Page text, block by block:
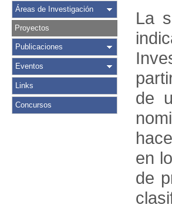
Áreas de Investigación
Proyectos
Publicaciones
Eventos
Links
Concursos
La
de
en
de